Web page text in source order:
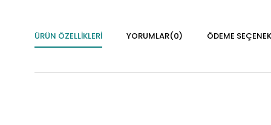
ÜRÜN ÖZELLIKLERI YORUMLAR(0) ÖDEME